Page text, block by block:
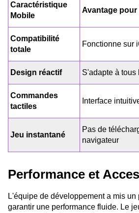
Caractéristique
Mobile
Avantage pour
Compatibilité
totale
Fonctionne sur
Design réactif S'adapte à tous
Commandes
tactiles
Interface
Jeu instantané
Pas de
navigateur
Performance et
L'équipe de développement a mis un
garantir une performance fluide. Le